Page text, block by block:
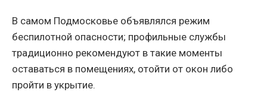
В самом Подмосковье объявлялся режим
беспилотной опасности; профильные службы
традиционно рекомендуют в такие моменты
оставаться в помещениях, отойти от окон либо
пройти в укрытие.